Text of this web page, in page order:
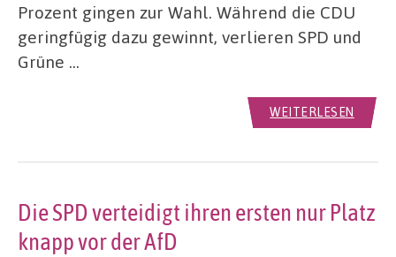
Prozent gingen zur Wahl. Während die CDU
geringfügig dazu gewinnt, verlieren SPD und
Grüne …
WEITERLESEN
Die SPD verteidigt ihren ersten nur Platz
knapp vor der AfD